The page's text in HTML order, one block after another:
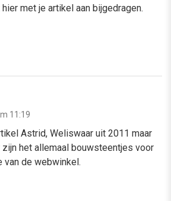
met je artikel aan bijgedragen.
11:19
Astrid, Weliswaar uit 2011 maar
het allemaal bouwsteentjes voor
de webwinkel.